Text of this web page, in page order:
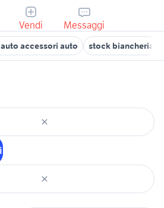
Vendi Messaggi
accessori auto stock biancheria